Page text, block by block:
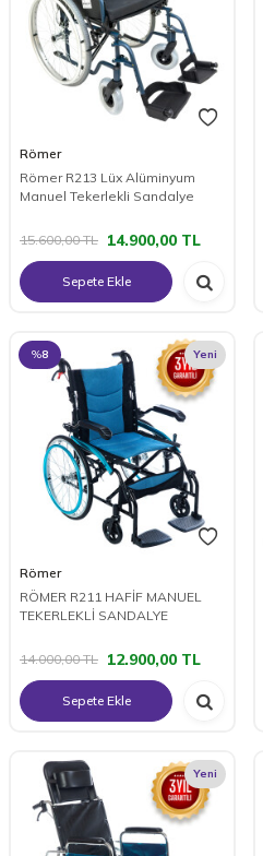
Römer
Römer R213 Lüx Alüminyum
Manuel Tekerlekli Sandalye
15.600,00TL 14.900,00 TL
Sepete Ekle
%8 Yeni
Römer
RÖMER R211 HAFİF MANUEL
TEKERLEKLİ SANDALYE
14.000,00TL 12.900,00 TL
Sepete Ekle
Yeni